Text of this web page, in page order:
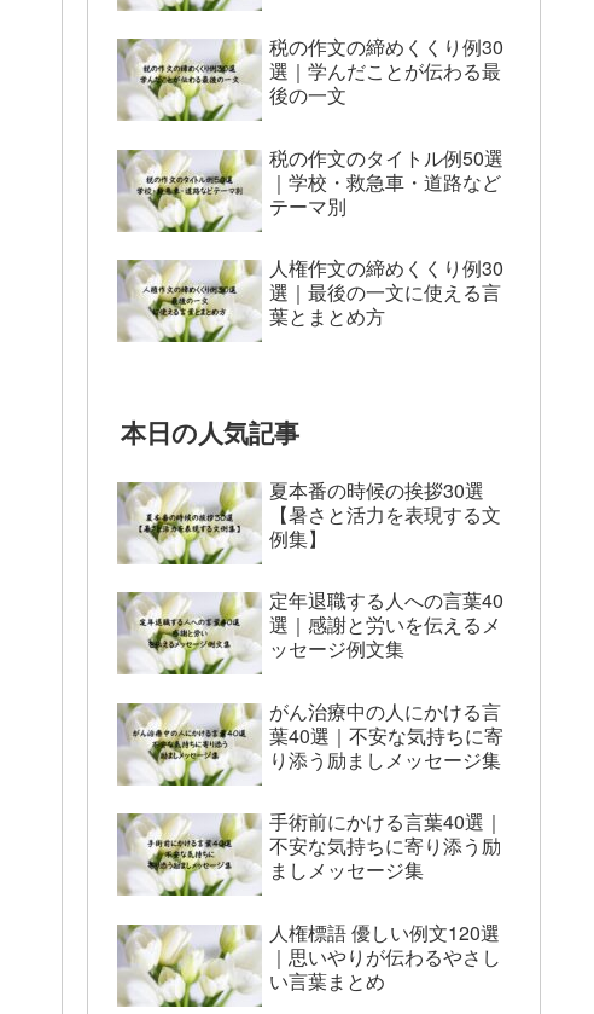
税の作文の締めくくり例30
選｜学んだことが伝わる最
後の一文
税の作文のタイトル例50選
｜学校・救急車・道路など
テーマ別
人権作文の締めくくり例30
選｜最後の一文に使える言
葉とまとめ方
本日の人気記事
夏本番の時候の挨拶30選
【暑さと活力を表現する文
例集】
定年退職する人への言葉40
選｜感謝と労いを伝えるメ
ッセージ例文集
がん治療中の人にかける言
葉40選｜不安な気持ちに寄
り添う励ましメッセージ集
手術前にかける言葉40選｜
不安な気持ちに寄り添う励
ましメッセージ集
人権標語 優しい例文120選
｜思いやりが伝わるやさし
い言葉まとめ